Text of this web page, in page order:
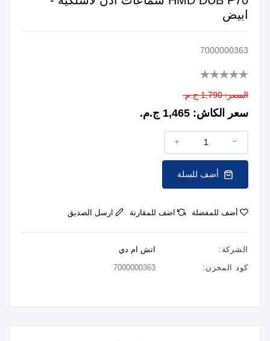
ابيض
7000000363
السعر: 1,790 ج.م.
سعر الكاش: 1,465 ج.م.
أضف للسلة
أضف للمفضلة اضف للمقارنة ارسل الصديق
الشركة:
اتش ام دي
كود المخزن:
7000000363